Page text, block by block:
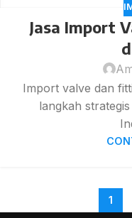
Jasa Import
Import valve dan
langkah
1